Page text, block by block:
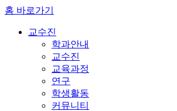
홈 바로가기
교수진
학과안내
교수진
교육과정
연구
학생활동
커뮤니티